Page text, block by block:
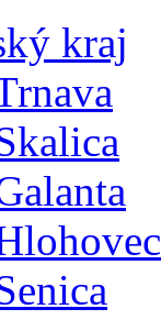
kraj